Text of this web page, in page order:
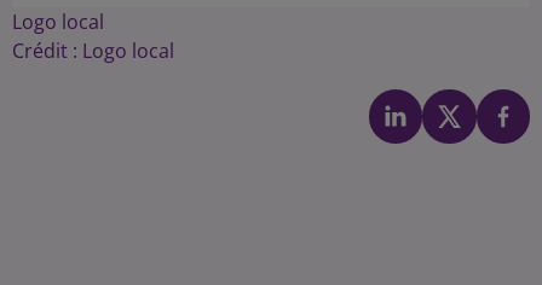
Logo local
Crédit : Logo local